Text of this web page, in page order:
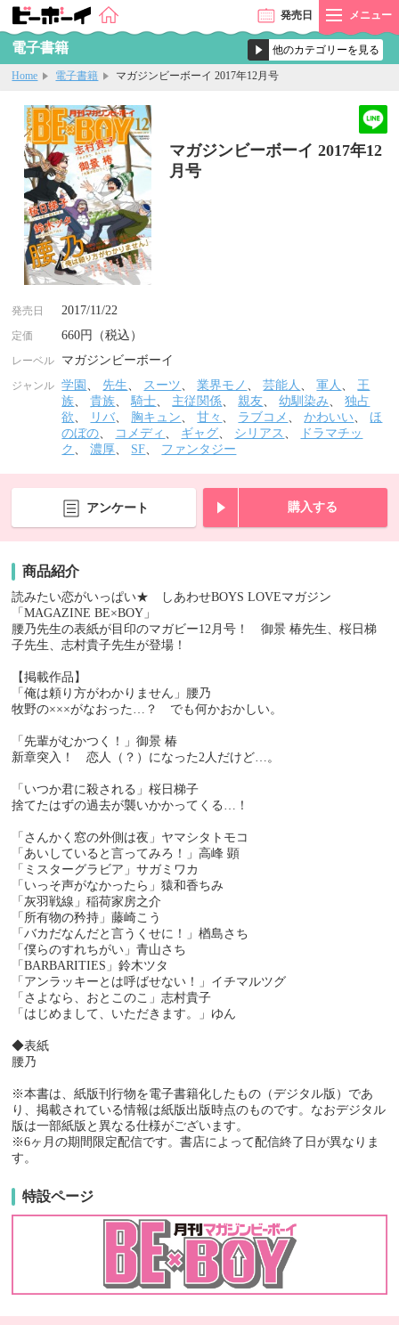
発売日 メニュー
電子書籍
Home 電子書籍 マガジンビーボーイ 2017年12月号
マガジンビーボーイ 2017年12
月号
発売日 2017/11/22
定価 660円（税込）
レーベル マガジンビーボーイ
ジャンル 学園 、 先生、 スーツ、業界モノ 、芸能人 、軍人 、 王
族、貴族、騎士、 主従関係、親友、幼馴染み、独占
欲、 リバ、 胸キュン、甘々 、 ラブコメ 、かわいい、ほ
のぼの、 コメディ 、 ギャグ、 シリアス 、
ドラマチッ
ク 、濃厚、 SF、 ファンタジー
アンケート 購入する
商品紹介
読みたい恋がいっぱい★ しあわせBOYS LOVEマガジン
「MAGAZINE BE×BOY」
腰乃先生の表紙が目印のマガビー12月号！ 御景 椿先生、桜日梯
子先生、志村貴子先生が登場！
【掲載作品】
「俺は頼り方がわかりません」腰乃
牧野の×××がなおった…？ でも何かおかしい。
「先輩がむかつく！」御景 椿
新章突入！ 恋人（？）になった2人だけど…。
「いつか君に殺される」桜日梯子
捨てたはずの過去が襲いかかってくる…！
「さんかく窓の外側は夜」ヤマシタトモコ
「あいしていると言ってみろ！」高峰 顕
「ミスターグラビア」サガミワカ
「いっそ声がなかったら」猿和香ちみ
「灰羽戦線」稲荷家房之介
「所有物の矜持」藤崎こう
「バカだなんだと言うくせに！」楢島さち
「僕らのすれちがい」青山さち
「BARBARITIES」鈴木ツタ
「アンラッキーとは呼ばせない！」イチマルツグ
「さよなら、おとこのこ」志村貴子
「はじめまして、いただきます。」ゆん
◆表紙
腰乃
※本書は、紙版刊行物を電子書籍化したもの（デジタル版）であ
り、掲載されている情報は紙版出版時点のものです。なおデジタル
版は一部紙版と異なる仕様がございます。
※6ヶ月の期間限定配信です。書店によって配信終了日が異なりま
す。
特設ページ